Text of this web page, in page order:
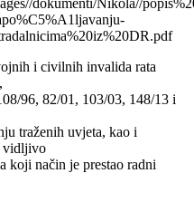
i civilnih invalida rata
96, 82/01, 103/03, 148/13 i
traženih uvjeta, kao i
vidljivo
koji način je prestao radni